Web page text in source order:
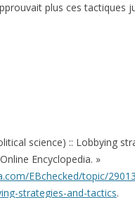
plus ces tactiques
science) :: Lobbying
Encyclopedia. »
EBchecked/topic/
strategies-and-tactics.